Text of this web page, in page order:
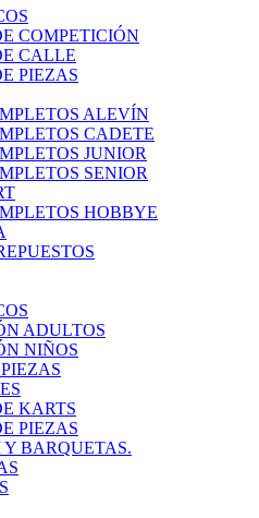
COMPETICIÓN
CALLE
PIEZAS
ALEVÍN
CADETE
JUNIOR
SENIOR
HOBBYE
ADULTOS
NIÑOS
KARTS
PIEZAS
BARQUETAS.